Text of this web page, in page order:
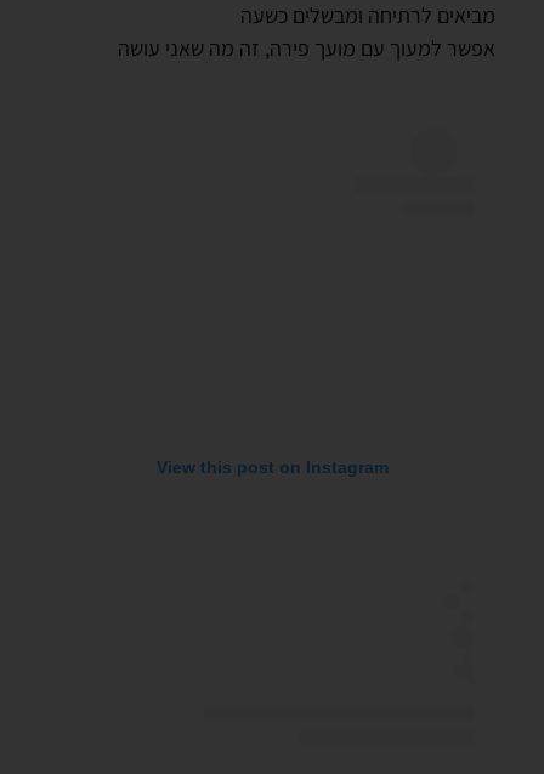
מביאים לרתיחה ומבשלים כשעה
אפשר למעוך עם מועך פירה, זה מה שאני עושה
View this post on Instagram